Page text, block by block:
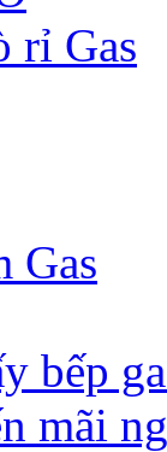
rỉ Gas
Gas
bếp
mãi